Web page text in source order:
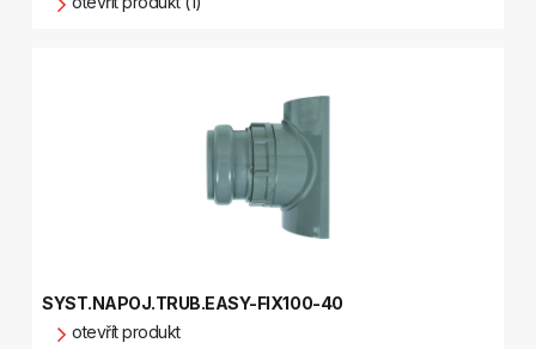
SYST.NAPOJ.TRUB.EASY-FIX100-40
otevřít produkt